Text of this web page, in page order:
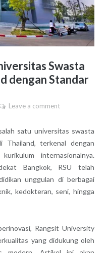
Swasta
dengan Standar
Leave a comment
satu universitas swasta
Thailand, terkenal dengan
internasionalnya.
Bangkok, RSU telah
unggulan di berbagai
kedokteran, seni, hingga
Rangsit University
yang didukung oleh